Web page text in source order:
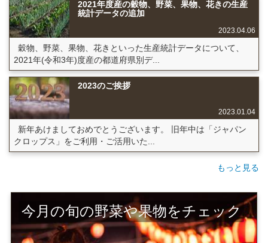
2021年度産の穀物、野菜、果物、花きの生産
統計データの追加
2023.04.06
穀物、野菜、果物、花きといった生産統計データについて、
2021年(令和3年)度産の都道府県別デ...
2023のご挨拶
2023.01.04
新年あけましておめでとうございます。 旧年中は「ジャパン
クロップス」をご利用・ご活用いた...
もっと見る
今月の旬の野菜や果物をチェック